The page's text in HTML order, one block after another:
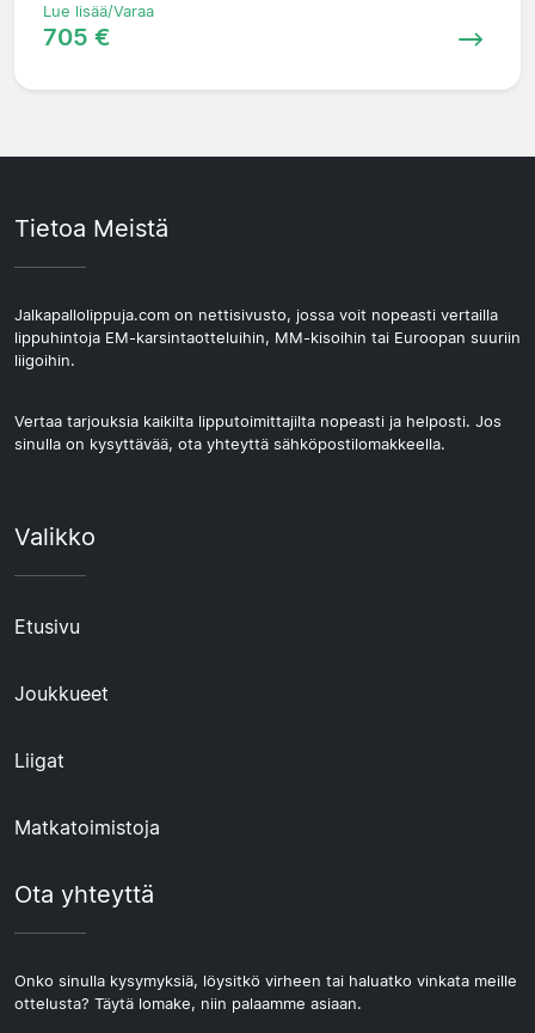
Lue lisää/Varaa
705 €
Tietoa Meistä
Jalkapallolippuja.com on nettisivusto, jossa voit nopeasti vertailla
lippuhintoja EM-karsintaotteluihin, MM-kisoihin tai Euroopan suuriin
liigoihin.
Vertaa tarjouksia kaikilta lipputoimittajilta nopeasti ja helposti. Jos
sinulla on kysyttävää, ota yhteyttä sähköpostilomakkeella.
Valikko
Etusivu
Joukkueet
Liigat
Matkatoimistoja
Ota yhteyttä
Onko sinulla kysymyksiä, löysitkö virheen tai haluatko vinkata meille
ottelusta? Täytä lomake, niin palaamme asiaan.